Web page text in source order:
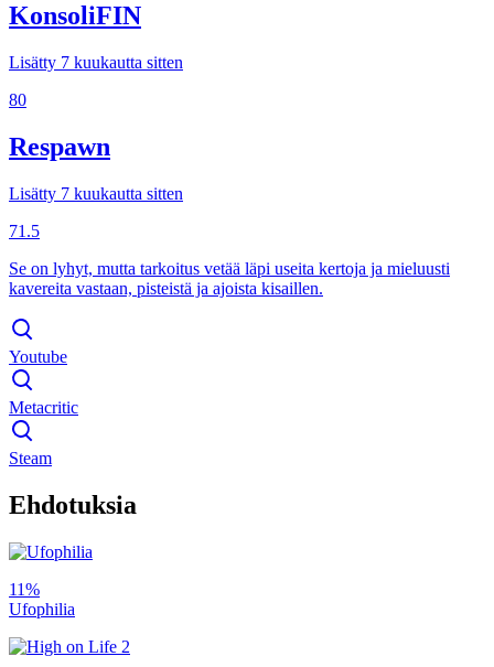
KonsoliFIN
Lisätty 7 kuukautta sitten
80
Respawn
Lisätty 7 kuukautta sitten
71.5
Se on lyhyt, mutta tarkoitus vetää läpi useita kertoja ja mieluusti
kavereita vastaan, pisteistä ja ajoista kisaillen.
Youtube
Metacritic
Steam
Ehdotuksia
11%
Ufophilia